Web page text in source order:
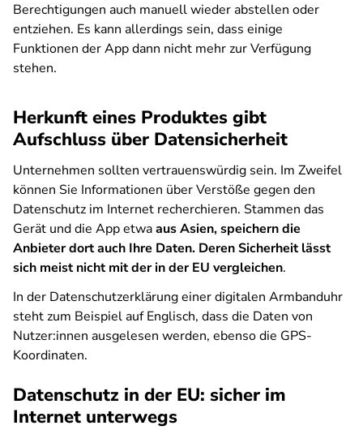
Berechtigungen auch manuell wieder abstellen oder
entziehen. Es kann allerdings sein, dass einige
Funktionen der App dann nicht mehr zur Verfügung
stehen.
Herkunft eines Produktes gibt
Aufschluss über Datensicherheit
Unternehmen sollten vertrauenswürdig sein. Im Zweifel
können Sie Informationen über Verstöße gegen den
Datenschutz im Internet recherchieren. Stammen das
Gerät und die App etwaaus Asien, speichern die
Anbieter dort auch Ihre Daten. Deren Sicherheit lässt
sich meist nicht mit der in der EU vergleichen.
In der Datenschutzerklärung einer digitalen Armbanduhr
steht zum Beispiel auf Englisch, dass die Daten von
Nutzer:innen ausgelesen werden, ebenso die GPS-
Koordinaten.
Datenschutz in der EU: sicher im
Internet unterwegs